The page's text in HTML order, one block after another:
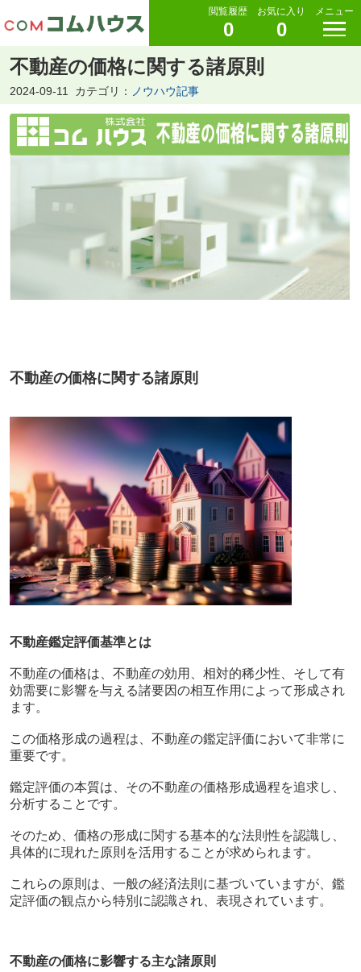
閲覧履歴
0
お気に入り
0
メニュー
不動産の価格に関する諸原則
2024-09-11 カテゴリ： ノウハウ記事
不動産の価格に関する諸原則
不動産鑑定評価基準とは
不動産の価格は、不動産の効用、相対的稀少性、そして有
効需要に影響を与える諸要因の相互作用によって形成され
ます。
この価格形成の過程は、不動産の鑑定評価において非常に
重要です。
鑑定評価の本質は、その不動産の価格形成過程を追求し、
分析することです。
そのため、価格の形成に関する基本的な法則性を認識し、
具体的に現れた原則を活用することが求められます。
これらの原則は、一般の経済法則に基づいていますが、鑑
定評価の観点から特別に認識され、表現されています。
不動産の価格に影響する主な諸原則